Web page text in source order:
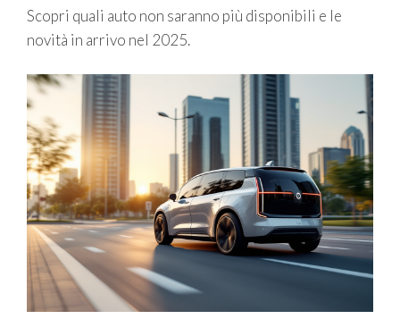
Scopri quali auto non saranno più disponibili e le
novità in arrivo nel 2025.